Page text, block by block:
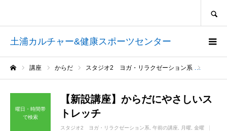
土浦カルチャー&健康スポーツセンター
講座 からだ スタジオ2 ヨガ・リラクゼーション系
曜日・時間帯
で検索
【新設講座】からだにやさしいス
トレッチ
スタジオ2 ヨガ・リラクゼーション系 午前の講座 月曜 金曜